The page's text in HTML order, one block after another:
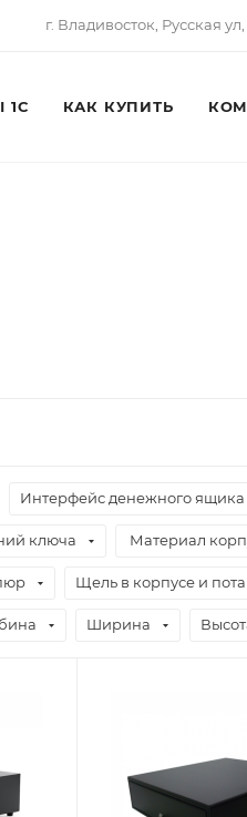
г. Владивосток, Русская
1С КАК КУПИТЬ
Интерфейс денежного ящика
ключа Материал
Щель в корпусе и
Ширина